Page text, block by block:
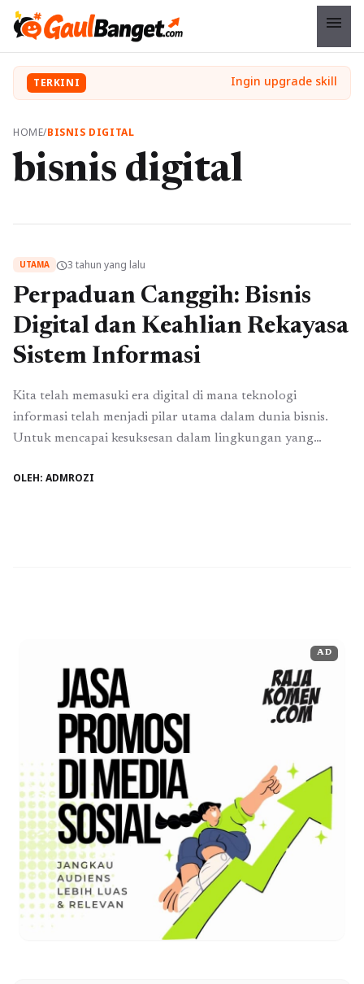
menu
TERKINI
HOME/BISNIS DIGITAL
bisnis digital
UTAMA schedule3 tahun yang lalu
Perpaduan Canggih: Bisnis
Digital dan Keahlian Rekayasa
Sistem Informasi
Kita telah memasuki era digital di mana teknologi
informasi telah menjadi pilar utama dalam dunia bisnis.
Untuk mencapai kesuksesan dalam lingkungan yang
mampu menggabungkan dengan baik aspek bisnis digital
OLEH: ADMROZI
AD